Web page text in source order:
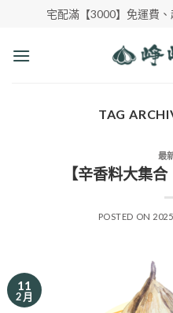
content
宅配滿【3000】免運費
TAG
最
【辛香料大集合
POSTED ON
11
2 月